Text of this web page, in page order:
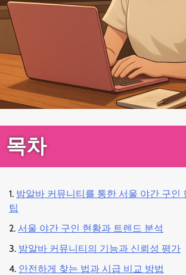
목차
밤알바 커뮤니티를 통한 서울 야간 구인
팁
서울 야간 구인 현황과 트렌드 분석
밤알바 커뮤니티의 기능과 신뢰성 평가
안전하게 찾는 법과 시급 비교 방법